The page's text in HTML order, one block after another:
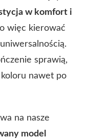
w komfort i
więc kierować
sprawią,
koloru nawet po
na nasze
model